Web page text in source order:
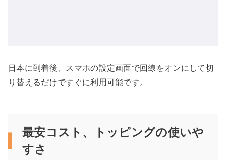
日本に到着後、スマホの設定画面で回線をオンにして切
り替えるだけですぐに利用可能です。
最安コスト、トッピングの使いや
すさ